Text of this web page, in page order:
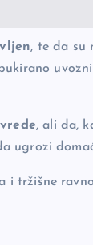
, te da su
, ali da,
ugrozi
tržišne